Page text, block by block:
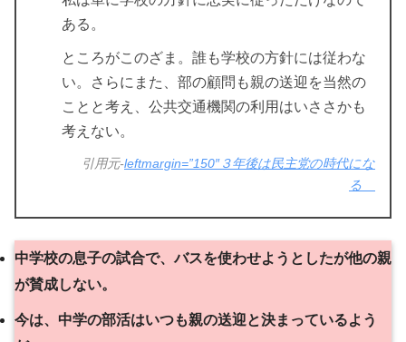
ある。
ところがこのざま。誰も学校の方針には従わな
い。さらにまた、部の顧問も親の送迎を当然の
ことと考え、公共交通機関の利用はいささかも
考えない。
引用元-leftmargin=”150″３年後は民主党の時代にな
る
中学校の息子の試合で、バスを使わせようとしたが他の親
が賛成しない。
今は、中学の部活はいつも親の送迎と決まっているよう